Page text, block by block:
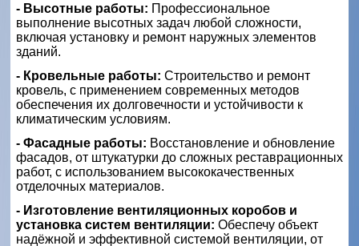
- Высотные работы: Профессиональное
выполнение высотных задач любой сложности,
включая установку и ремонт наружных элементов
зданий.
- Кровельные работы: Строительство и ремонт
кровель, с применением современных методов
обеспечения их долговечности и устойчивости к
климатическим условиям.
- Фасадные работы: Восстановление и обновление
фасадов, от штукатурки до сложных реставрационных
работ, с использованием высококачественных
отделочных материалов.
- Изготовление вентиляционных коробов и
установка систем вентиляции: Обеспечу объект
надёжной и эффективной системой вентиляции, от